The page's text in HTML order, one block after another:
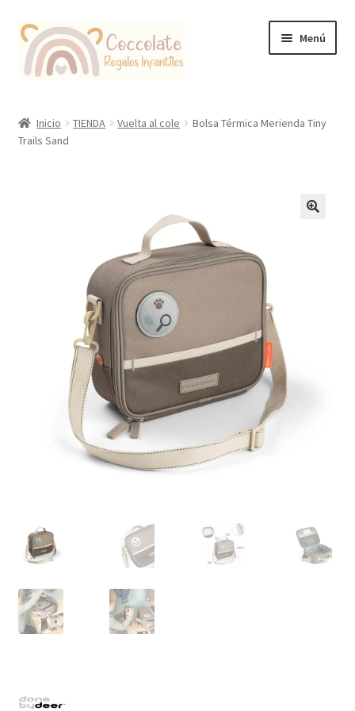
Ir
la
Ir
contenido
Menú
Coccolate Puericultura y Juguetería Educativa
Inicio TIENDA Vuelta al cole
Bolsa Térmica Merienda Tiny
Trails Sand